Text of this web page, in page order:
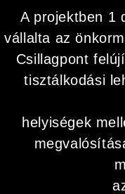
A projektben 1
vállalta az
Csillagpont
tisztálkodási
helyiségek